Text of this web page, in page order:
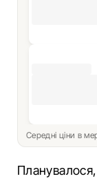
Середні ціни в